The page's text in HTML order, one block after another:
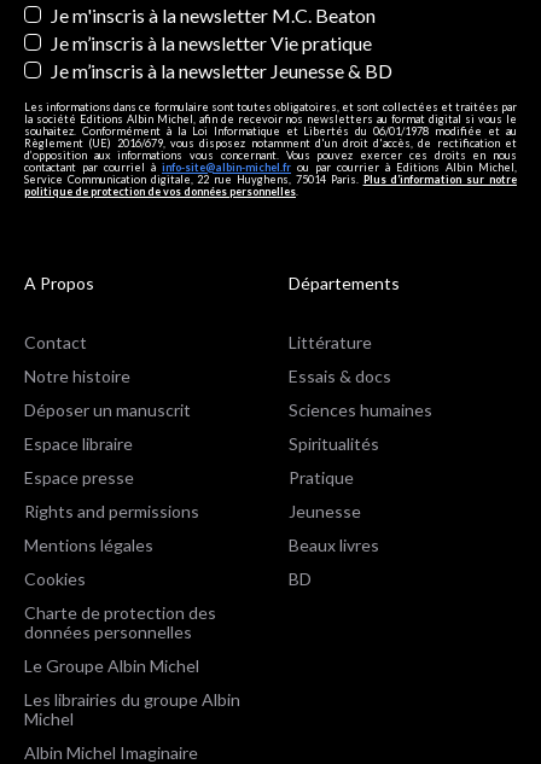
Je m'inscris à la newsletter M.C. Beaton
Je m’inscris à la newsletter Vie pratique
Je m’inscris à la newsletter Jeunesse & BD
Les informations dans ce formulaire sont toutes obligatoires, et sont collectées et traitées par
la société Editions Albin Michel, afin de recevoir nos newsletters au format digital si vous le
souhaitez. Conformément à la Loi Informatique et Libertés du 06/01/1978 modifiée et au
Règlement (UE) 2016/679, vous disposez notamment d'un droit d'accès, de rectification et
d’opposition aux informations vous concernant. Vous pouvez exercer ces droits en nous
contactant par courriel à info-site@albin-michel.fr ou par courrier à Editions Albin Michel,
Service Communication digitale, 22 rue Huyghens, 75014 Paris. Plus d’information sur notre
politique de protection de vos données personnelles
A Propos
Contact
Notre histoire
Déposer un manuscrit
Espace libraire
Espace presse
Rights and permissions
Mentions légales
Cookies
Charte de protection des
données personnelles
Le Groupe Albin Michel
Les librairies du groupe Albin
Michel
Albin Michel Imaginaire
Départements
Littérature
Essais & docs
Sciences humaines
Spiritualités
Pratique
Jeunesse
Beaux livres
BD